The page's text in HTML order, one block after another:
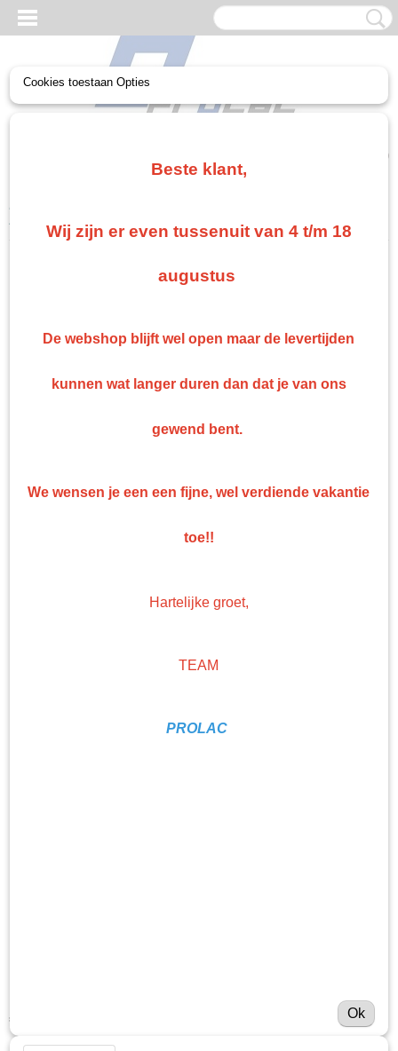
(0)
Home
420
Schuurplank set 70 X 420 klittenband 6 delig
Gratis verzending als je bestelt voor €75,00 of meer in Nederland. België en Duitsland
Indien op voorraad: binnen 1 werkdag geleverd
Retourneren kan gemakkelijk binnen 14 dagen
Professionele nonpaint artikelen en gereedschappen tegen bodemprijzen!
€ 56,17
Cookies toestaan Opties
Beste klant,
Wij zijn er even tussenuit van 4 t/m 18
augustus
De webshop blijft wel open maar de levertijden
kunnen wat langer duren dan dat je van ons
gewend bent.
We wensen je een een fijne, wel verdiende vakantie
toe!!
Hartelijke groet,
TEAM
PROLAC
Ok